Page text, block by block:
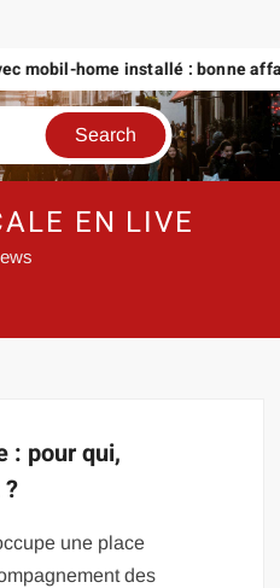
mobil-home installé : bonne
EN LIVE
: pour qui,
une place
des